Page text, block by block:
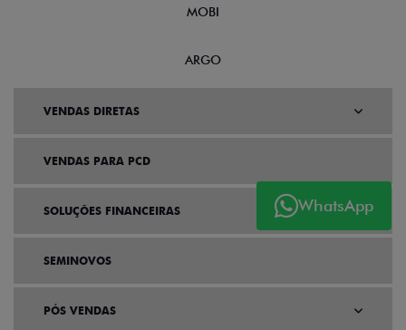
WhatsApp
MOBI
ARGO
VENDAS DIRETAS
VENDAS PARA PCD
SOLUÇÕES FINANCEIRAS
SEMINOVOS
PÓS VENDAS